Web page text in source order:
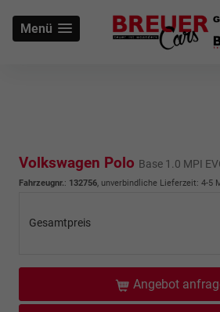
Menü
Volkswagen Polo Base 1.0 MPI
Fahrzeugnr.: 132756, unverbindliche Lieferzeit: 4-5
Gesamtpreis
Angebot